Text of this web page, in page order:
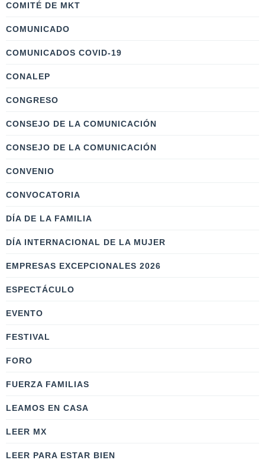
COMITÉ DE MKT
COMUNICADO
COMUNICADOS COVID-19
CONALEP
CONGRESO
CONSEJO DE LA COMUNICACIÓN
CONSEJO DE LA COMUNICACIÓN
CONVENIO
CONVOCATORIA
DÍA DE LA FAMILIA
DÍA INTERNACIONAL DE LA MUJER
EMPRESAS EXCEPCIONALES 2026
ESPECTÁCULO
EVENTO
FESTIVAL
FORO
FUERZA FAMILIAS
LEAMOS EN CASA
LEER MX
LEER PARA ESTAR BIEN